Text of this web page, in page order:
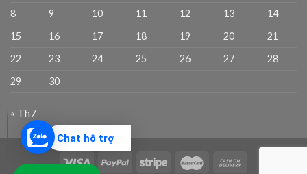
Chat hỗ trợ
8
9 10 11 12 13
14
15
16 17 18 19 20
21
22
23 24 25 26 27
28
29
30
« Th7